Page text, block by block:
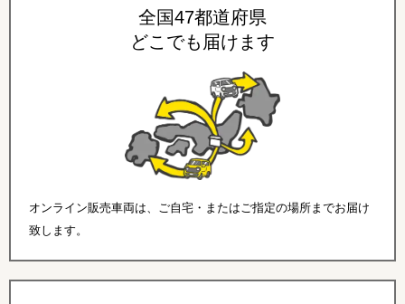
全国47都道府県
どこでも届けます
オンライン販売車両は、ご自宅・またはご指定の場所までお届け
致します。